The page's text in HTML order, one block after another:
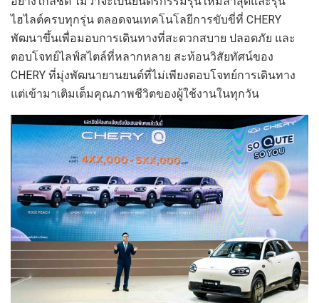
ไฮไลต์ครบทุกรุ่น ตลอดจนเทคโนโลยีการขับขี่ที่ CHERY
พัฒนาขึ้นเพื่อมอบการเดินทางที่สะดวกสบาย ปลอดภัย และ
ตอบโจทย์ไลฟ์สไตล์ที่หลากหลาย สะท้อนวิสัยทัศน์ของ
CHERY ที่มุ่งพัฒนายานยนต์ที่ไม่เพียงตอบโจทย์การเดินทาง
แต่เข้ามาเติมเต็มคุณภาพชีวิตของผู้ใช้งานในทุกวัน